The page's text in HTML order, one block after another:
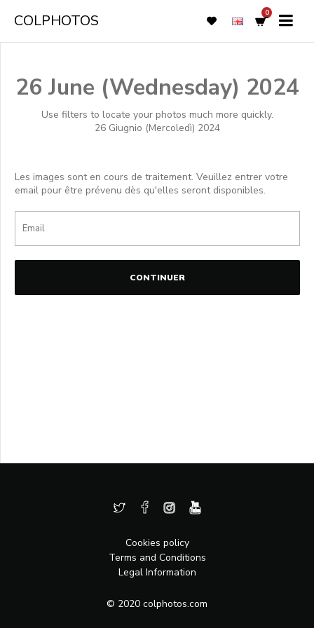
COLPHOTOS 0
26 June (Wednesday) 2024
Use filters to locate your photos much more quickly.
26 Giugnio (Mercoledì) 2024
Les images sont en cours de traitement. Veuillez entrer votre
email pour être prévenu dès qu'elles seront disponibles.
CONTINUER
Cookies policy
Terms and Conditions
Legal Information
© 2020 colphotos.com